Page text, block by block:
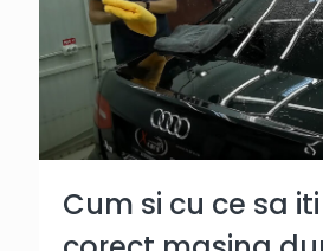
Cum si cu ce sa